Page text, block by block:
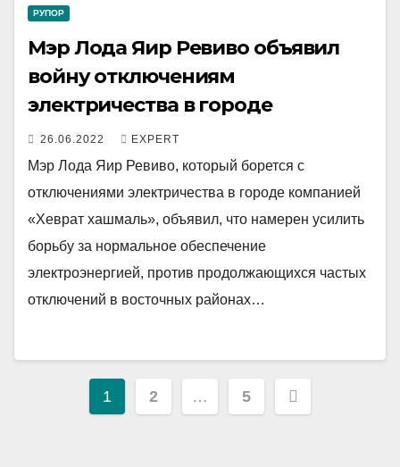
РУПОР
Мэр Лода Яир Ревиво объявил
войну отключениям
электричества в городе
26.06.2022 EXPERT
Мэр Лода Яир Ревиво, который борется с
отключениями электричества в городе компанией
«Хеврат хашмаль», объявил, что намерен усилить
борьбу за нормальное обеспечение
электроэнергией, против продолжающихся частых
отключений в восточных районах…
Пагинация
1 2 … 5